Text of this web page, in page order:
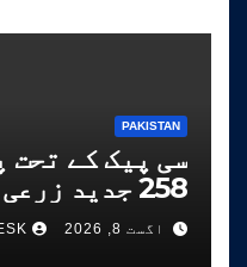
PAKISTAN
سی پیک کے تحت
258 جدید
موصول،مقصد
پر فروغ دینا ہے
اگست 8, 2026